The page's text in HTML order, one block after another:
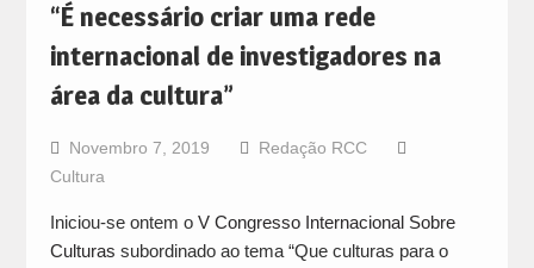
“É necessário criar uma rede
internacional de investigadores na
área da cultura”
Novembro 7, 2019
Redação RCC
Cultura
Iniciou-se ontem o V Congresso Internacional Sobre
Culturas subordinado ao tema “Que culturas para o